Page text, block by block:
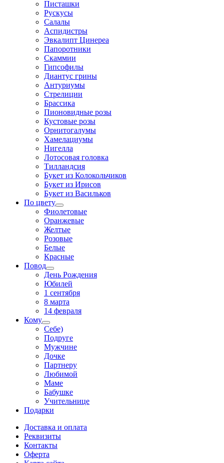
Писташки
Рускусы
Салалы
Аспидистры
Эвкалипт Цинереа
Папоротники
Скаммии
Гипсофилы
Диантус грины
Антуриумы
Стрелиции
Брассика
Пионовидные розы
Кустовые розы
Орнитогалумы
Хамелациумы
Нигелла
Лотосовая головка
Тилландсия
Букет из Колокольчиков
Букет из Ирисов
Букет из Васильков
По цвету
Фиолетовые
Оранжевые
Желтые
Розовые
Белые
Красные
Повод
День Рождения
Юбилей
1 сентября
8 марта
14 февраля
Кому
Себе)
Подруге
Мужчине
Дочке
Партнеру
Любимой
Маме
Бабушке
Учительнице
Подарки
Доставка и оплата
Реквизиты
Контакты
Оферта